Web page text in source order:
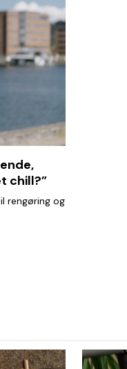
chill?”
rengøring og